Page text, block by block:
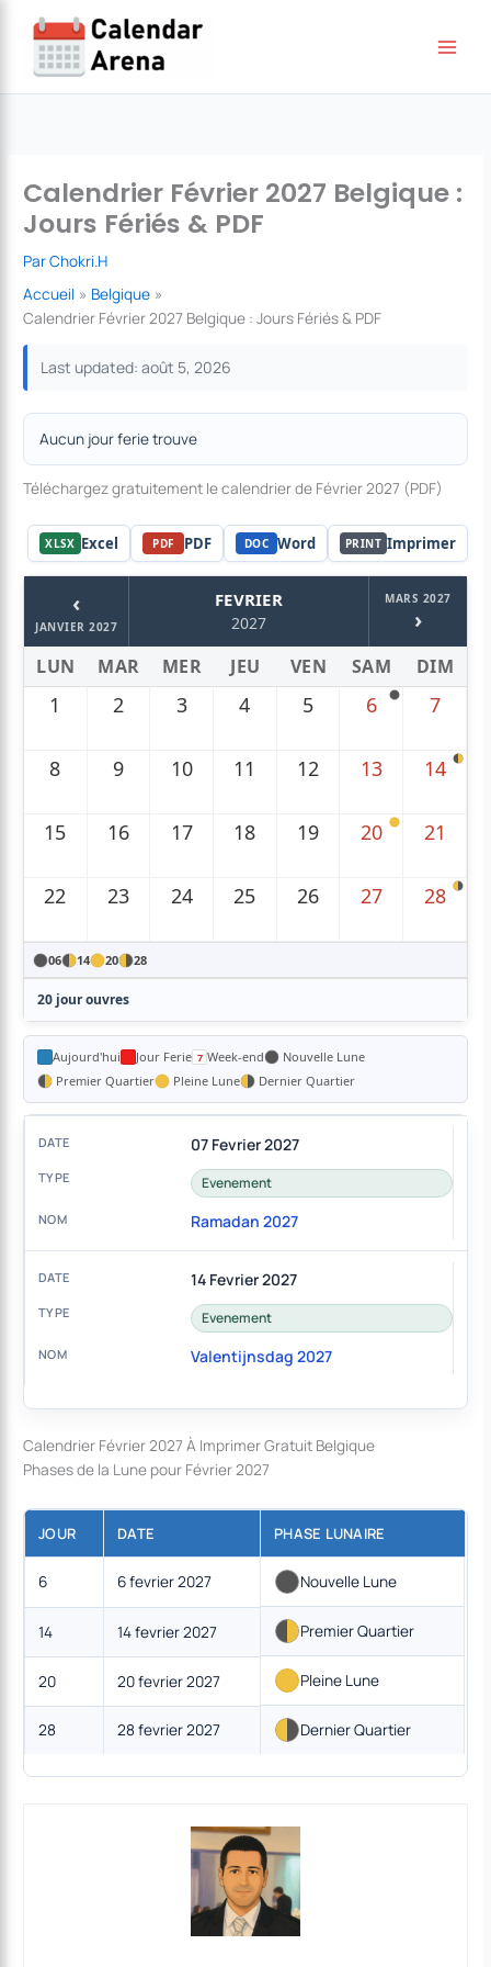
contenu
Calendrier Février 2027 Belgique :
Jours Fériés & PDF
ParChokri.H
Accueil
Belgique
Calendrier Février 2027 Belgique : Jours Fériés & PDF
Last updated: août 5, 2026
Aucun jour ferie trouve
Téléchargez gratuitement le calendrier de Février 2027 (PDF)
XLSX Excel PDF PDF DOC Word PRINT Imprimer
‹
JANVIER 2027
FEVRIER
2027
MARS 2027
›
LUN MAR MER JEU VEN SAM DIM
1 2 3 4 5 6 7
8 9 10 11 12 13 14
15 16 17 18 19 20 21
22 23 24 25 26 27 28
06 14 20 28
20 jour ouvres
Aujourd'hui Jour Ferie Week-end
Nouvelle Lune
Premier Quartier
Pleine Lune Dernier Quartier
07 Fevrier 2027
Evenement
Ramadan 2027
14 Fevrier 2027
Evenement
Valentijnsdag 2027
Calendrier Février 2027 À Imprimer Gratuit Belgique
Phases de la Lune pour Février 2027
JOUR DATE PHASE LUNAIRE
6 6 fevrier 2027 Nouvelle Lune
14 14 fevrier 2027 Premier Quartier
20 20 fevrier 2027 Pleine Lune
28 28 fevrier 2027 Dernier Quartier